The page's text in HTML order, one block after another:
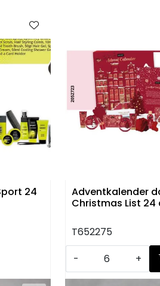
24
Adventkalender
Christmas List 24
T652275
-
+